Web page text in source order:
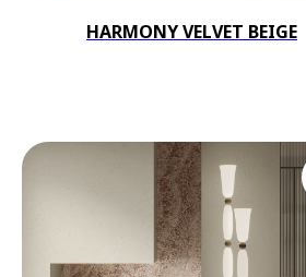
HARMONY VELVET BEIGE